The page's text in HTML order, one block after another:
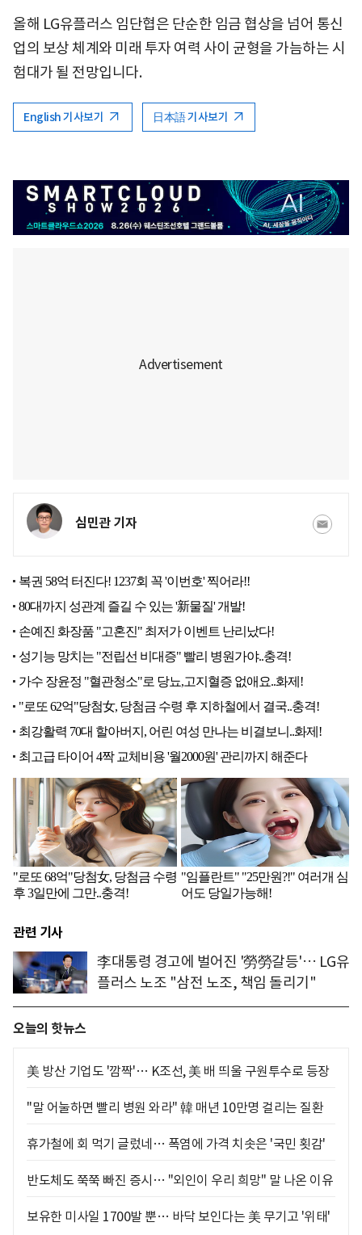
올해 LG유플러스 임단협은 단순한 임금 협상을 넘어 통신
업의 보상 체계와 미래 투자 여력 사이 균형을 가늠하는 시
험대가 될 전망입니다.
English 기사보기 日本語 기사보기
심민관 기자
관련 기사
李대통령 경고에 벌어진 '勞勞갈등'… LG유
플러스 노조 "삼전 노조, 책임 돌리기"
오늘의 핫뉴스
美 방산 기업도 '깜짝'… K조선, 美 배 띄울 구원투수로 등장
"말 어눌하면 빨리 병원 와라" 韓 매년 10만명 걸리는 질환
휴가철에 회 먹기 글렀네… 폭염에 가격 치솟은 '국민 횟감'
반도체도 쭉쭉 빠진 증시… "외인이 우리 희망" 말 나온 이유
보유한 미사일 1700발 뿐… 바닥 보인다는 美 무기고 '위태'